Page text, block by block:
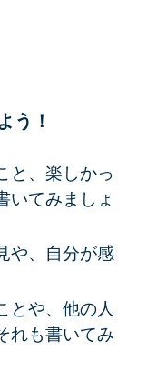
う！
と、楽しかっ
いてみましょ
や、自分が感
とや、他の人
れも書いてみ